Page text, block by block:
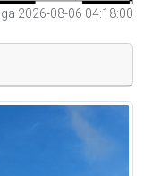
2026-08-06 04:18:00